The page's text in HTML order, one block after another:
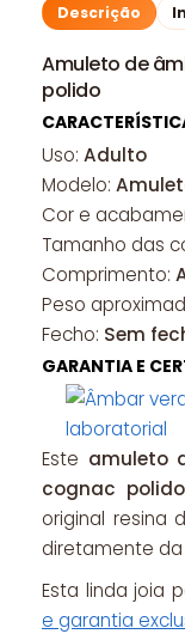
Descrição
Amuleto de
polido
Uso: Adulto
Modelo:
Cor e
Tamanho das
Comprimento:
Peso
Fecho: Sem
GARANTIA E
Este amuleto
cognac polido
original resina
diretamente da
Esta linda joia
e garantia